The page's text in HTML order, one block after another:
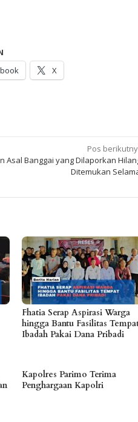
X
Pos
Asal Banggai yang Dilaporkan
Ditemukan
Fhatia Serap Aspirasi Warga
hingga Bantu Fasilitas
Ibadah Pakai Dana Pribadi
Kapolres Parimo Terima
Penghargaan Kapolri